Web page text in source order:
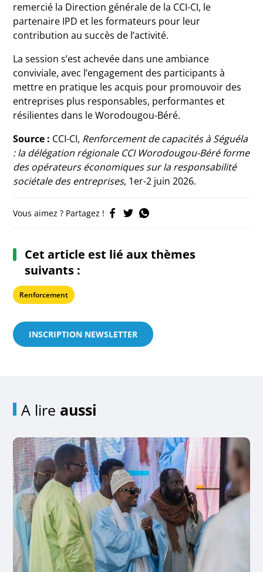
remercié la Direction générale de la CCI-CI, le
partenaire IPD et les formateurs pour leur
contribution au succès de l’activité.
La session s’est achevée dans une ambiance
conviviale, avec l’engagement des participants à
mettre en pratique les acquis pour promouvoir des
entreprises plus responsables, performantes et
résilientes dans le Worodougou-Béré.
Source : CCI-CI, Renforcement de capacités à Séguéla
: la délégation régionale CCI Worodougou-Béré forme
des opérateurs économiques sur la responsabilité
sociétale des entreprises, 1er-2 juin 2026.
Vous aimez ? Partagez !
Cet article est lié aux thèmes
suivants :
Renforcement
INSCRIPTION NEWSLETTER
A lire aussi